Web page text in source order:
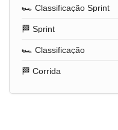
🏎️ Classificação Sprint
🏁 Sprint
🏎️ Classificação
🏁 Corrida